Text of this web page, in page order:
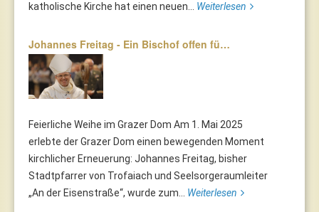
katholische Kirche hat einen neuen... Weiterlesen
Johannes Freitag - Ein Bischof offen fü…
Feierliche Weihe im Grazer Dom Am 1. Mai 2025
erlebte der Grazer Dom einen bewegenden Moment
kirchlicher Erneuerung: Johannes Freitag, bisher
Stadtpfarrer von Trofaiach und Seelsorgeraumleiter
„An der Eisenstraße“, wurde zum... Weiterlesen